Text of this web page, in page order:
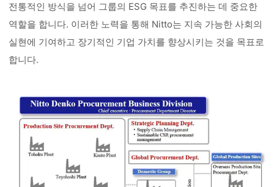
전통적인 방식을 넘어 그룹의 ESG 목표를 추진하는 데 중요한
역할을 합니다. 이러한 노력을 통해 Nitto는 지속 가능한 사회의
실현에 기여하고 장기적인 기업 가치를 향상시키는 것을 목표로
합니다.